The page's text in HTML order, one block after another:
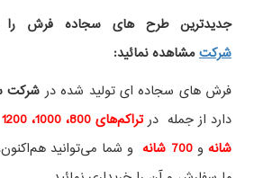
جدیدترین طرح های سجاده فرش
شرکتمشاهده نمائید:
فرش های سجاده ای تولید شده درشرکت
دارد از جمله درتراکم‌های 800، 1000، 1200 . 2550
شانه و700 شانه
و شما می‌توانید